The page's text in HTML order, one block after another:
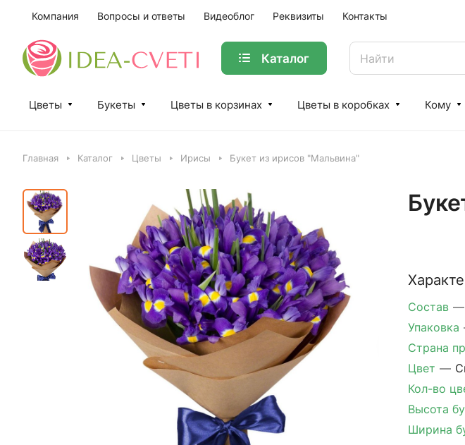
Компания Вопросы и ответы Видеоблог Реквизиты Контакты
Каталог
Цветы Букеты Цветы в корзинах Цветы в коробках Кому
Главная Каталог Цветы Ирисы Букет из ирисов "Мальвина"
Состав —
Упаковка
Страна
Цвет —
Кол-во
Высота
Ширина